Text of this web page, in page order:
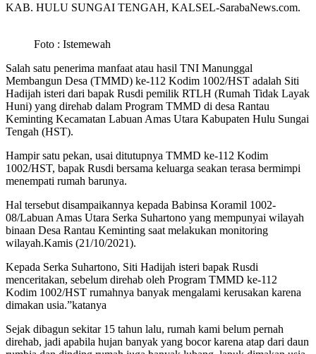
KAB. HULU SUNGAI TENGAH, KALSEL-SarabaNews.com.
Foto : Istemewah
Salah satu penerima manfaat atau hasil TNI Manunggal
Membangun Desa (TMMD) ke-112 Kodim 1002/HST adalah Siti
Hadijah isteri dari bapak Rusdi pemilik RTLH (Rumah Tidak Layak
Huni) yang direhab dalam Program TMMD di desa Rantau
Keminting Kecamatan Labuan Amas Utara Kabupaten Hulu Sungai
Tengah (HST).
Hampir satu pekan, usai ditutupnya TMMD ke-112 Kodim
1002/HST, bapak Rusdi bersama keluarga seakan terasa bermimpi
menempati rumah barunya.
Hal tersebut disampaikannya kepada Babinsa Koramil 1002-
08/Labuan Amas Utara Serka Suhartono yang mempunyai wilayah
binaan Desa Rantau Keminting saat melakukan monitoring
wilayah.Kamis (21/10/2021).
Kepada Serka Suhartono, Siti Hadijah isteri bapak Rusdi
menceritakan, sebelum direhab oleh Program TMMD ke-112
Kodim 1002/HST rumahnya banyak mengalami kerusakan karena
dimakan usia.”katanya
Sejak dibagun sekitar 15 tahun lalu, rumah kami belum pernah
direhab, jadi apabila hujan banyak yang bocor karena atap dari daun